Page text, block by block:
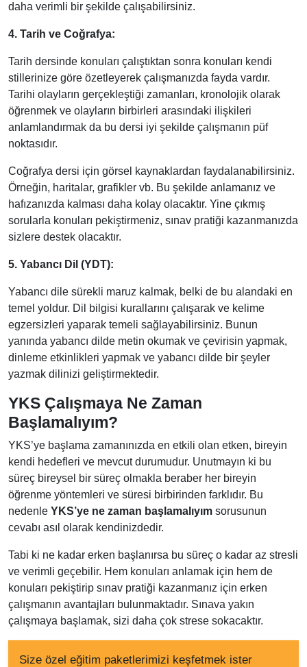
daha verimli bir şekilde çalışabilirsiniz.
4. Tarih ve Coğrafya:
Tarih dersinde konuları çalıştıktan sonra konuları kendi
stillerinize göre özetleyerek çalışmanızda fayda vardır.
Tarihi olayların gerçekleştiği zamanları, kronolojik olarak
öğrenmek ve olayların birbirleri arasındaki ilişkileri
anlamlandırmak da bu dersi iyi şekilde çalışmanın püf
noktasıdır.
Coğrafya dersi için görsel kaynaklardan faydalanabilirsiniz.
Örneğin, haritalar, grafikler vb. Bu şekilde anlamanız ve
hafızanızda kalması daha kolay olacaktır. Yine çıkmış
sorularla konuları pekiştirmeniz, sınav pratiği kazanmanızda
sizlere destek olacaktır.
5. Yabancı Dil (YDT):
Yabancı dile sürekli maruz kalmak, belki de bu alandaki en
temel yoldur. Dil bilgisi kurallarını çalışarak ve kelime
egzersizleri yaparak temeli sağlayabilirsiniz. Bunun
yanında yabancı dilde metin okumak ve çevirisin yapmak,
dinleme etkinlikleri yapmak ve yabancı dilde bir şeyler
yazmak dilinizi geliştirmektedir.
YKS Çalışmaya Ne Zaman
Başlamalıyım?
YKS’ye başlama zamanınızda en etkili olan etken, bireyin
kendi hedefleri ve mevcut durumudur. Unutmayın ki bu
süreç bireysel bir süreç olmakla beraber her bireyin
öğrenme yöntemleri ve süresi birbirinden farklıdır. Bu
nedenle YKS’ye ne zaman başlamalıyım sorusunun
cevabı asıl olarak kendinizdedir.
Tabi ki ne kadar erken başlanırsa bu süreç o kadar az stresli
ve verimli geçebilir. Hem konuları anlamak için hem de
konuları pekiştirip sınav pratiği kazanmanız için erken
çalışmanın avantajları bulunmaktadır. Sınava yakın
çalışmaya başlamak, sizi daha çok strese sokacaktır.
Size özel eğitim paketlerimizi keşfetmek ister